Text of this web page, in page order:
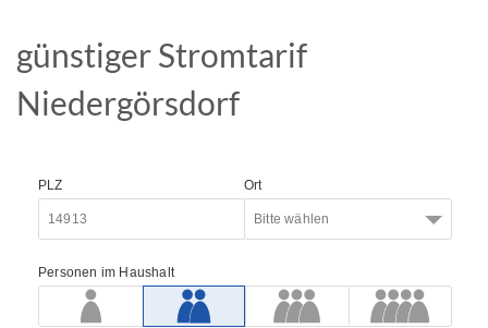
günstiger Stromtarif
Niedergörsdorf